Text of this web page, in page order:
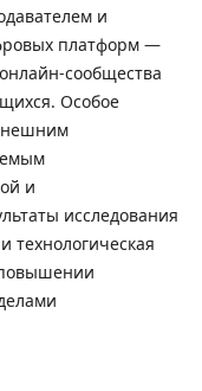
и
платформ —
сообщества
Особое
и
исследования
технологическая